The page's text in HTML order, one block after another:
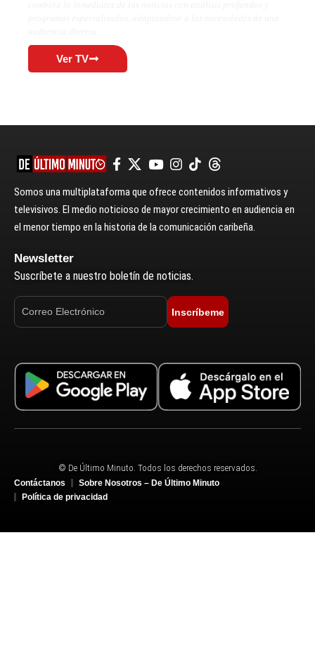
Ver TV
Somos una multiplataforma que ofrece contenidos informativos y
televisivos. El medio noticioso de mayor crecimiento en audiencia en
el menor tiempo en la historia de la comunicación caribeña.
Newsletter
Suscríbete a nuestro boletín de noticias.
Inscríbeme
© De Último Minuto. Todos los derechos reservados.
Contáctanos
Sobre Nosotros – De Último Minuto
Política de privacidad